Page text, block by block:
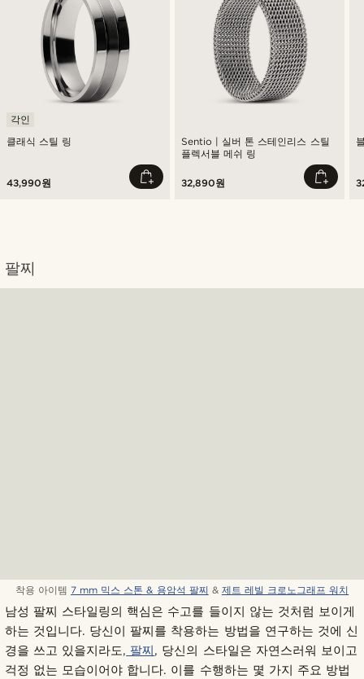
클래식 스틸 링
각인
43,990원
Sentio | 실버 톤 스테인리스 스틸
플렉서블 메쉬 링
32,890원
팔찌
착용 아이템 7 mm 믹스 스톤 & 용암석 팔찌 & 제트 레빌 크로노그래프 워치
남성 팔찌 스타일링의 핵심은 수고를 들이지 않는 것처럼 보이게
하는 것입니다. 당신이 팔찌를 착용하는 방법을 연구하는 것에 신
경을 쓰고 있을지라도, 팔찌 , 당신의 스타일은 자연스러워 보이고
걱정 없는 모습이어야 합니다. 이를 수행하는 몇 가지 주요 방법